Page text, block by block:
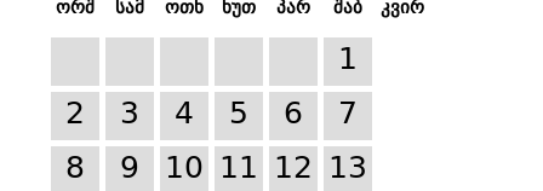
ორშ სამ ოთხ ხუთ პარ შაბ კვირ
1
2
3 4 5 6
7
8
9 10 11 12 13